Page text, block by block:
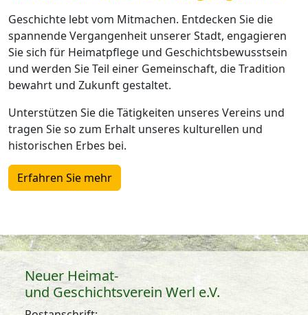
Geschichte lebt vom Mitmachen. Entdecken Sie die
spannende Vergangenheit unserer Stadt, engagieren
Sie sich für Heimatpflege und Geschichtsbewusstsein
und werden Sie Teil einer Gemeinschaft, die Tradition
bewahrt und Zukunft gestaltet.
Unterstützen Sie die Tätigkeiten unseres Vereins und
tragen Sie so zum Erhalt unseres kulturellen und
historischen Erbes bei.
Erfahren Sie mehr
Neuer Heimat-
und Geschichtsverein Werl e.V.